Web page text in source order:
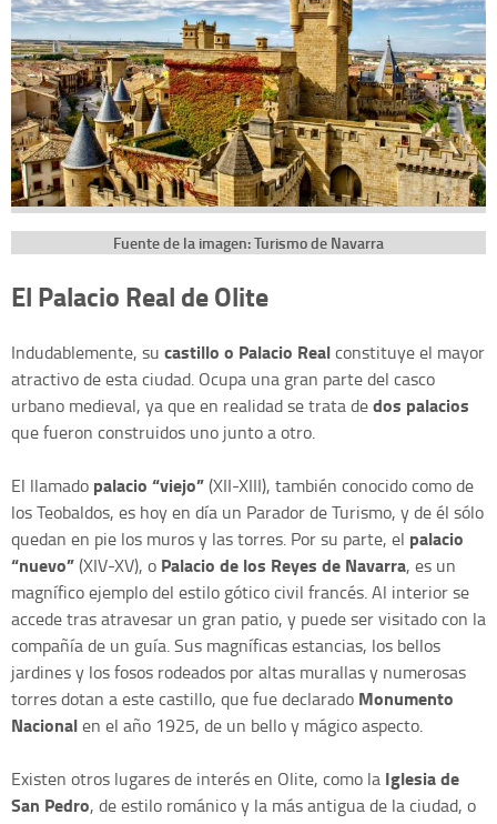
Fuente de la imagen: Turismo de Navarra
El Palacio Real de Olite
Indudablemente, su castillo o Palacio Realconstituye el mayor
atractivo de esta ciudad. Ocupa una gran parte del casco
urbano medieval, ya que en realidad se trata dedos palacios
que fueron construidos uno junto a otro.
El llamado palacio “viejo”(XII-XIII), también conocido como de
los Teobaldos, es hoy en día un Parador de Turismo, y de él sólo
quedan en pie los muros y las torres. Por su parte, el palacio
“nuevo”(XIV-XV), o Palacio de los Reyes de Navarra, es un
magnífico ejemplo del estilo gótico civil francés. Al interior se
accede tras atravesar un gran patio, y puede ser visitado con la
compañía de un guía. Sus magníficas estancias, los bellos
jardines y los fosos rodeados por altas murallas y numerosas
torres dotan a este castillo, que fue declarado Monumento
Nacionalen el año 1925, de un bello y mágico aspecto.
Existen otros lugares de interés en Olite, como la Iglesia de
San Pedro, de estilo románico y la más antigua de la ciudad, o